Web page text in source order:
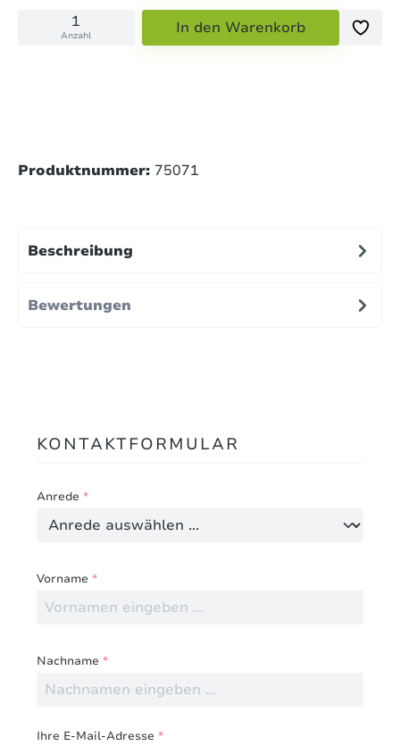
Anzahl In den Warenkorb
Produktnummer: 75071
Beschreibung
Bewertungen
KONTAKTFORMULAR
Anrede *
Vorname *
Nachname *
Ihre E-Mail-Adresse *